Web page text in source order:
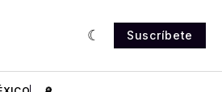
Suscríbete